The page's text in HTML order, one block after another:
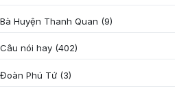
Bà Huyện Thanh Quan (9)
Câu nói hay (402)
Đoàn Phú Tứ (3)